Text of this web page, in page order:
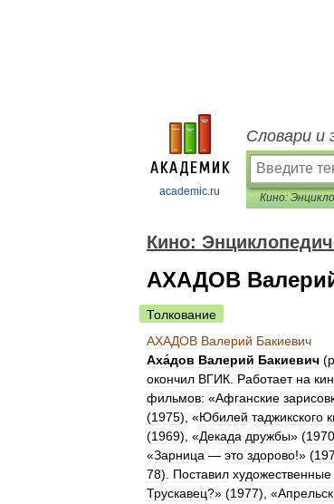
academic.ru
Словари и
Кино:
АХАДОВ
Толкование
АХАДОВ Валерий Бакиевич
Аха́дов Валерий Бакиевич (р
окончил ВГИК Работает на
фильмов: «Афганские
(1975), «Юбилей таджикского
(1969), «Декада дружбы» (1970
«Зарница — это здорово!» (
78). Поставил художественные
Трускавец?» (1977), «